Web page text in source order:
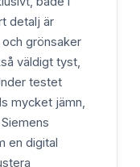
detalj är
grönsaker
väldigt tyst,
testet
mycket jämn,
en digital